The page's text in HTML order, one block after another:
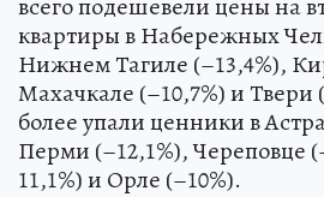
квартиры в Набережных
Нижнем Тагиле (–13,4%),
Махачкале (–10,7%) и Твери
более упали ценники в
Перми (–12,1%), Череповце
11,1%) и Орле (–10%).